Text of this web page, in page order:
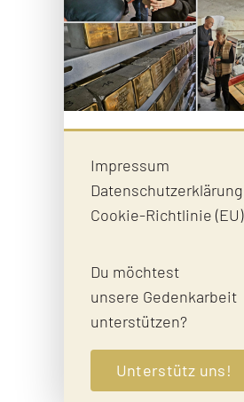
Impressum
Datenschutzerklärung
Cookie-Richtlinie (EU)
Du möchtest
unsere Gedenkarbeit
unterstützen?
Unterstütz uns!